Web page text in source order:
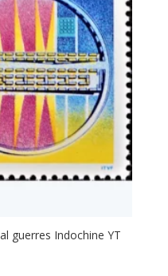
guerres Indochine YT